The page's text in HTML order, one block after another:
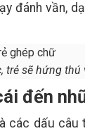
đánh vần,
trẻ sẽ hứng
đến
các dấu